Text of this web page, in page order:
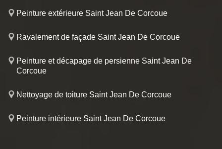
Peinture extérieure Saint Jean De Corcoue
Ravalement de façade Saint Jean De Corcoue
Peinture et décapage de persienne Saint Jean De
Corcoue
Nettoyage de toiture Saint Jean De Corcoue
Peinture intérieure Saint Jean De Corcoue